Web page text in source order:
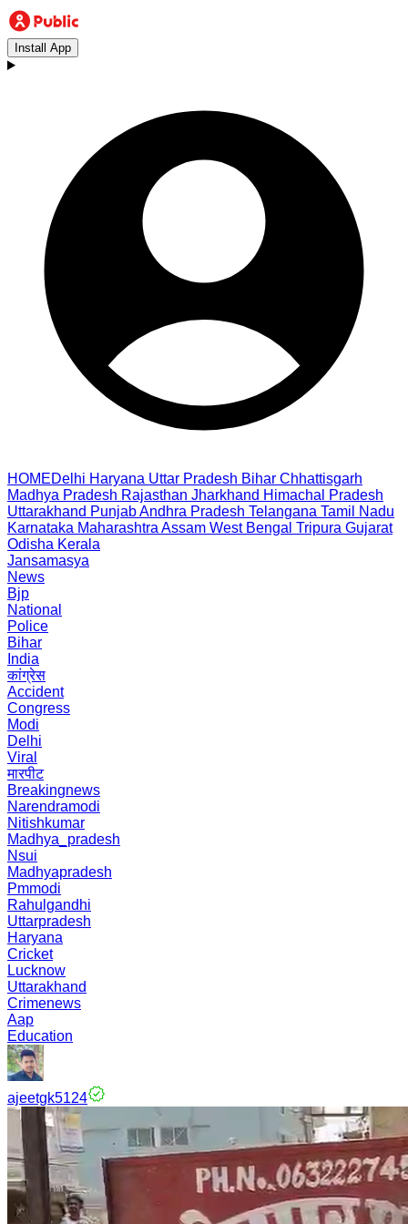
Install App
HOMEDelhi Haryana Uttar Pradesh Bihar Chhattisgarh
Madhya Pradesh Rajasthan Jharkhand Himachal Pradesh
Uttarakhand PunjabAndhra Pradesh Telangana Tamil Nadu
Karnataka Maharashtra Assam West Bengal Tripura Gujarat
Odisha Kerala
Jansamasya
News
Bjp
National
Police
Bihar
India
कांग्रेस
Accident
Congress
Modi
Delhi
Viral
मारपीट
Breakingnews
Narendramodi
Nitishkumar
Madhya_pradesh
Nsui
Madhyapradesh
Pmmodi
Rahulgandhi
Uttarpradesh
Haryana
Cricket
Lucknow
Uttarakhand
Crimenews
Aap
Education
ajeetgk5124